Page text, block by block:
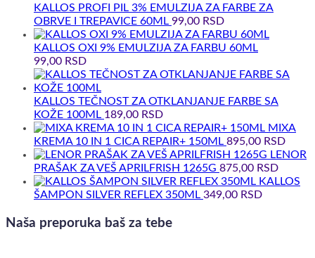
KALLOS PROFI PIL 3% EMULZIJA ZA FARBE ZA
OBRVE I TREPAVICE 60ML 99,00 RSD
KALLOS OXI 9% EMULZIJA ZA FARBU 60ML
99,00 RSD
KALLOS TEČNOST ZA OTKLANJANJE FARBE SA
KOŽE 100ML 189,00 RSD
MIXA
KREMA 10 IN 1 CICA REPAIR+ 150ML 895,00 RSD
LENOR
PRAŠAK ZA VEŠ APRILFRISH 1265G 875,00 RSD
KALLOS
ŠAMPON SILVER REFLEX 350ML 349,00 RSD
Naša preporuka baš za tebe